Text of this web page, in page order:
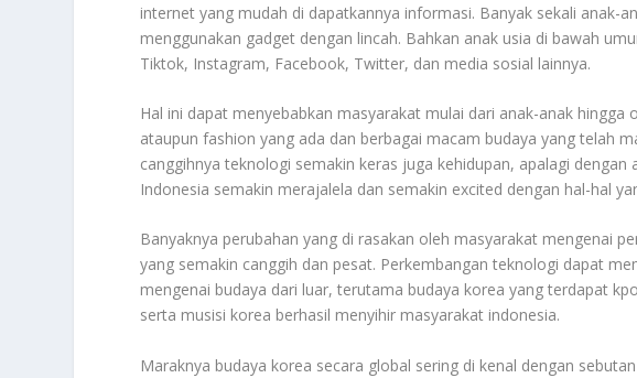
internet yang mudah di dapatkannya informasi. Banyak sekali anak-
menggunakan gadget dengan lincah. Bahkan anak usia di bawah
Tiktok, Instagram, Facebook, Twitter, dan media sosial lainnya.
Hal ini dapat menyebabkan masyarakat mulai dari anak-anak
ataupun fashion yang ada dan berbagai macam budaya yang telah
canggihnya teknologi semakin keras juga kehidupan, apalagi
Indonesia semakin merajalela dan semakin excited dengan hal-hal
Banyaknya perubahan yang di rasakan oleh masyarakat mengenai
yang semakin canggih dan pesat. Perkembangan teknologi dapat
mengenai budaya dari luar, terutama budaya korea yang terdapat
serta musisi korea berhasil menyihir masyarakat indonesia.
Maraknya budaya korea secara global sering di kenal dengan